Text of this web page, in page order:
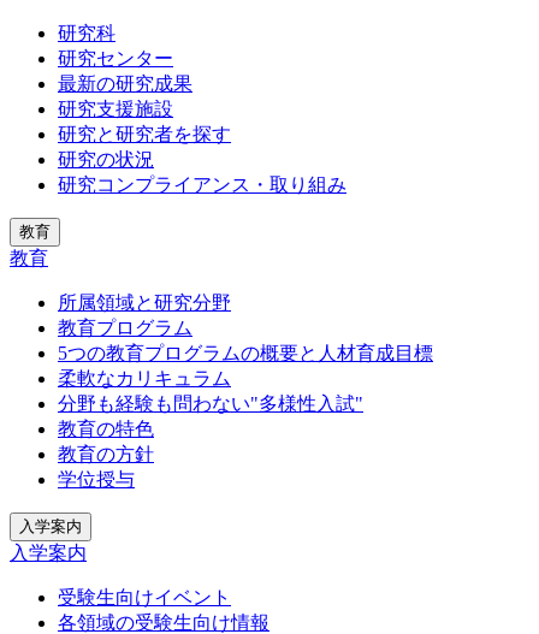
研究科
研究センター
最新の研究成果
研究支援施設
研究と研究者を探す
研究の状況
研究コンプライアンス・取り組み
教育
教育
所属領域と研究分野
教育プログラム
5つの教育プログラムの概要と人材育成目標
柔軟なカリキュラム
分野も経験も問わない"多様性入試"
教育の特色
教育の方針
学位授与
入学案内
入学案内
受験生向けイベント
各領域の受験生向け情報